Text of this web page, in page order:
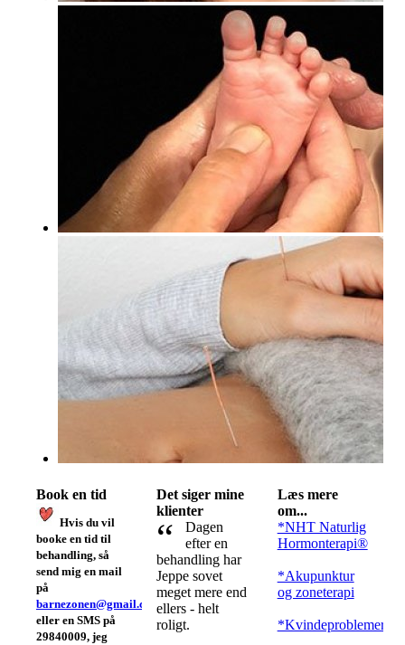
Book en tid
Hvis du vil
booke en tid til
behandling, så
send mig en mail
på
barnezonen@gmail.com
eller en SMS på
29840009, jeg
Det siger mine
klienter
“
Dagen
efter en
behandling har
Jeppe sovet
meget mere end
ellers - helt
roligt.
Læs mere
om...
*NHT Naturlig
Hormonterapi®
*Akupunktur
og zoneterapi
*Kvindeproblemer